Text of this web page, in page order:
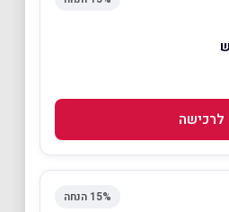
לרכישה
15% הנחה